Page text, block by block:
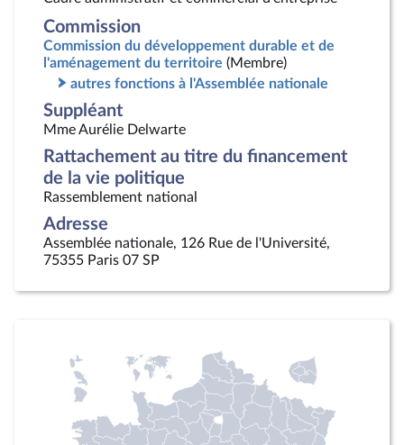
Commission
Commission du développement durable et de
l'aménagement du territoire (Membre)
autres fonctions à l'Assemblée nationale
Suppléant
Mme Aurélie Delwarte
Rattachement au titre du financement
de la vie politique
Rassemblement national
Adresse
Assemblée nationale, 126 Rue de l'Université,
75355 Paris 07 SP